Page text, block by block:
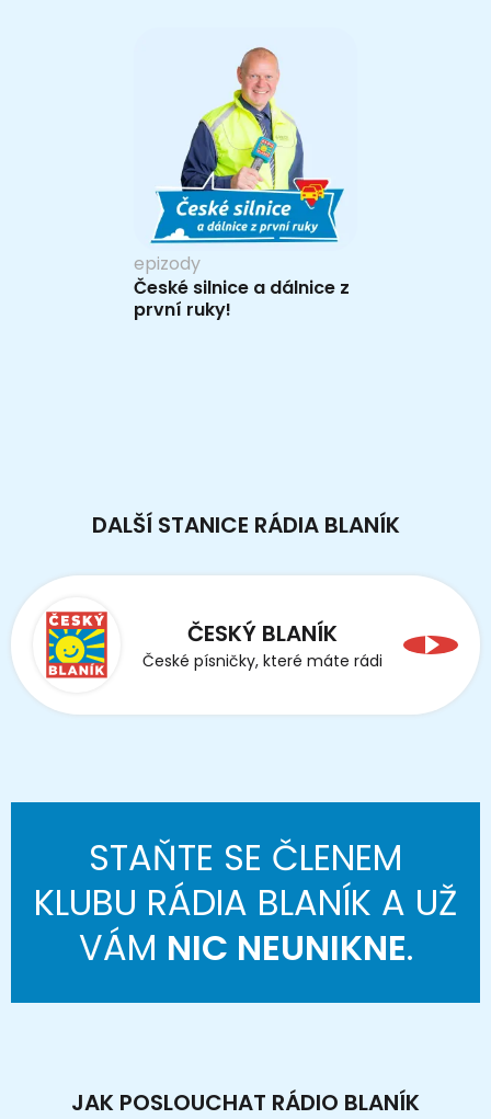
epizody
České silnice a dálnice z
první ruky!
DALŠÍ STANICE RÁDIA BLANÍK
ČESKÝ BLANÍK
České písničky, které máte rádi
STAŇTE SE ČLENEM
KLUBU RÁDIA BLANÍK A UŽ
VÁM NIC NEUNIKNE.
JAK POSLOUCHAT RÁDIO BLANÍK